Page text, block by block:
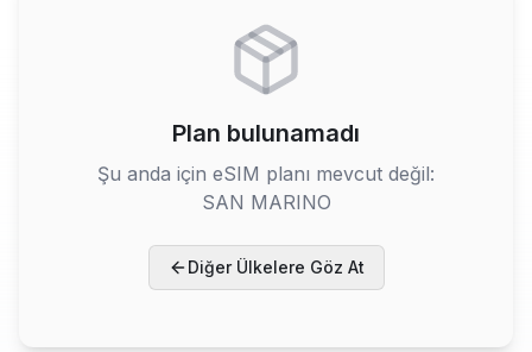
Plan bulunamadı
Şu anda için eSIM planı mevcut değil:
SAN MARINO
Diğer Ülkelere Göz At